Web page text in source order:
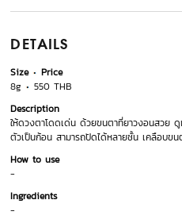
DETAILS
Size
Price
8g
550 THB
Description
ให้ดวงตาโดดเด่น ด้วยขนตาที่ยาวงอนสวย
ตัวเป็นก้อน สามารถปัดได้หลายชั้น เคลือบข
How to use
-
Ingredients
-